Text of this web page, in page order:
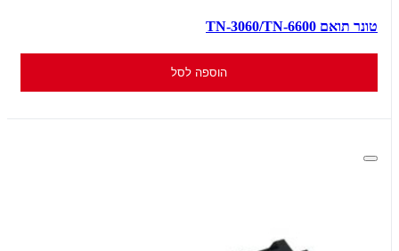
טונר תואם TN-3060/TN-6600
הוספה לסל